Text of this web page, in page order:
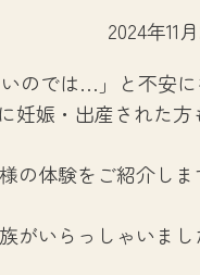
2024年11
のでは…」と不安に
妊娠・出産された方
体験をご紹介しま
いらっしゃいまし